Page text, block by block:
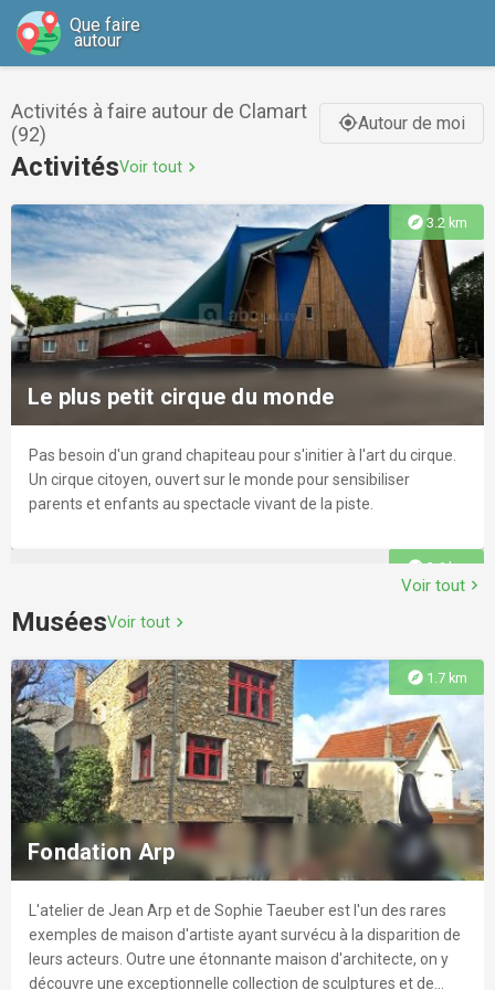
Que faire
autour
Activités à faire autour de Clamart
(92)
gps_fixedAutour de moi
ActivitésVoir tout chevron_right
explore3.2 km
Le plus petit cirque du monde
Pas besoin d'un grand chapiteau pour s'initier à l'art du cirque.
Un cirque citoyen, ouvert sur le monde pour sensibiliser
parents et enfants au spectacle vivant de la piste.
explore3.6 km
The Game
Situé à Paris (75005) au 51 Rue du Cardinal Lemoine.
explore3.6 km
Voir tout chevron_right
MuséesVoir tout chevron_right
explore 1.7 km
Fondation Arp
L'atelier de Jean Arp et de Sophie Taeuber est l'un des rares
exemples de maison d'artiste ayant survécu à la disparition de
leurs acteurs. Outre une étonnante maison d'architecte, on y
découvre une exceptionnelle collection de sculptures et de